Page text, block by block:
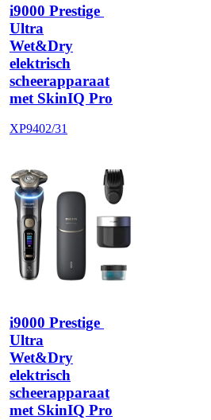
i9000 Prestige
Ultra
Wet&Dry
elektrisch
scheerapparaat
met SkinIQ Pro
XP9402/31
i9000 Prestige
Ultra
Wet&Dry
elektrisch
scheerapparaat
met SkinIQ Pro